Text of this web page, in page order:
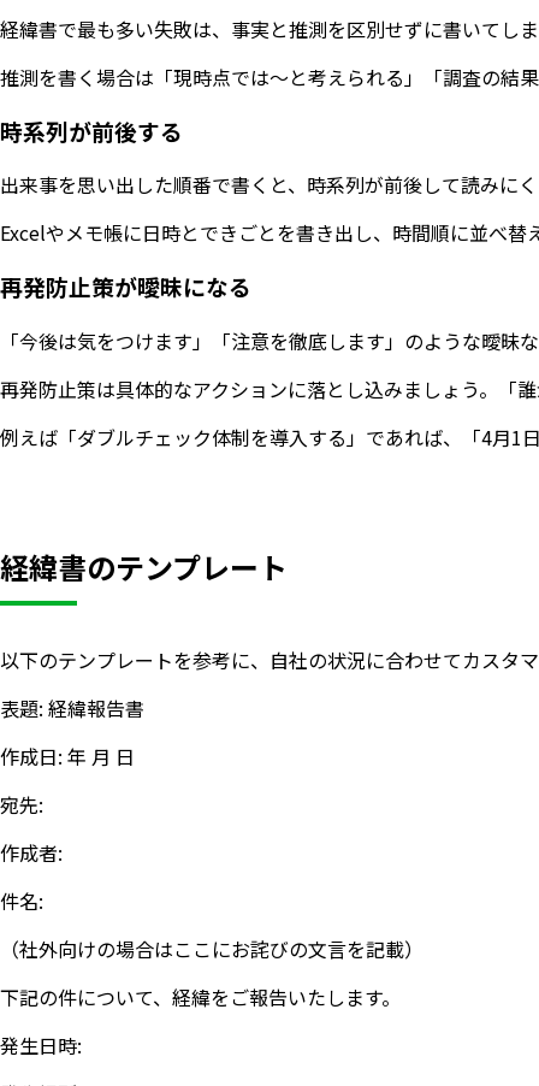
経緯書で最も多い失敗は、事実と推測を区別せずに書いてし
推測を書く場合は「現時点では〜と考えられる」「調査の結
時系列が前後する
出来事を思い出した順番で書くと、時系列が前後して読みに
Excelやメモ帳に日時とできごとを書き出し、時間順に並べ
再発防止策が曖昧になる
「今後は気をつけます」「注意を徹底します」のような曖
再発防止策は具体的なアクションに落とし込みましょう。「
例えば「ダブルチェック体制を導入する」であれば、「4月1
経緯書のテンプレート
以下のテンプレートを参考に、自社の状況に合わせてカスタ
表題: 経緯報告書
作成日: 年 月 日
宛先:
作成者:
件名:
（社外向けの場合はここにお詫びの文言を記載）
下記の件について、経緯をご報告いたします。
発生日時: